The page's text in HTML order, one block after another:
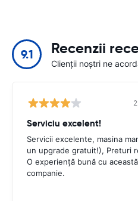
9.1 Recenzii
Clienții noștri ne
Serviciu excelent!
Servicii excelente, masina
un upgrade gratuit!), Preturi
O experiență bună cu această
companie.